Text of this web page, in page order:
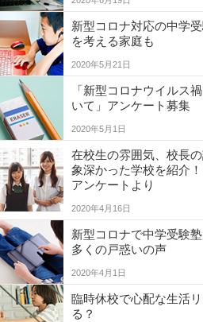
エ
デ
ュ
ナ
ビ
新型コロナ対応の中学
を考える家庭も
2020年5月21日
「新型コロナウイルス
いて」アンケート募集
2020年5月1日
在校生の雰囲気、校長
象深かった学校を紹介
アンケートより
2020年4月16日
新型コロナで中学受験
多くの戸惑いの声
2020年4月1日
臨時休校で心配な生活
る？